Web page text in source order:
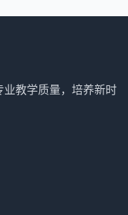
教学质量，培养新时